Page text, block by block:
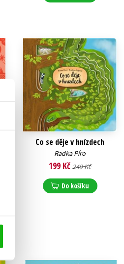
Co se děje v hnízdech
Radka Píro
199 Kč249 Kč
Do košíku